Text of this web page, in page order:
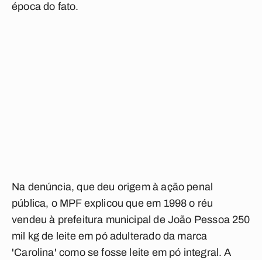
época do fato.
Na denúncia, que deu origem à ação penal
pública, o MPF explicou que em 1998 o réu
vendeu à prefeitura municipal de João Pessoa 250
mil kg de leite em pó adulterado da marca
'Carolina' como se fosse leite em pó integral. A